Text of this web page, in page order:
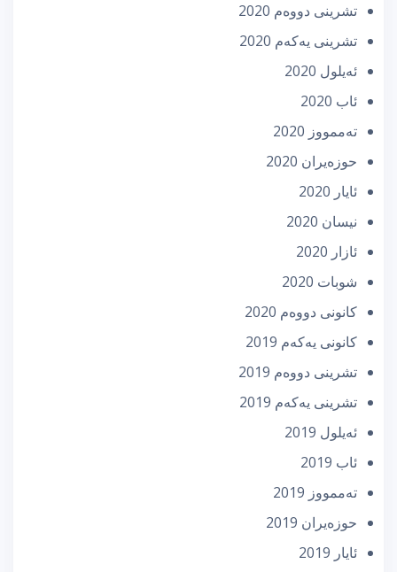
تشرینی دووه‌م 2020
تشرینی یه‌كه‌م 2020
ئه‌یلول 2020
ئاب 2020
تەممووز 2020
حوزه‌یران 2020
ئایار 2020
نیسان 2020
ئازار 2020
شوبات 2020
كانونی دووه‌م 2020
كانونی یه‌كه‌م 2019
تشرینی دووه‌م 2019
تشرینی یه‌كه‌م 2019
ئه‌یلول 2019
ئاب 2019
تەممووز 2019
حوزه‌یران 2019
ئایار 2019